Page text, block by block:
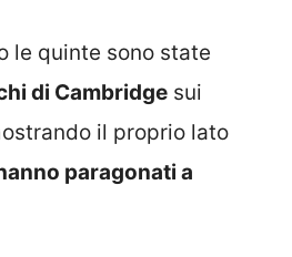
le quinte sono state
di Cambridge sui
il proprio lato
paragonati a